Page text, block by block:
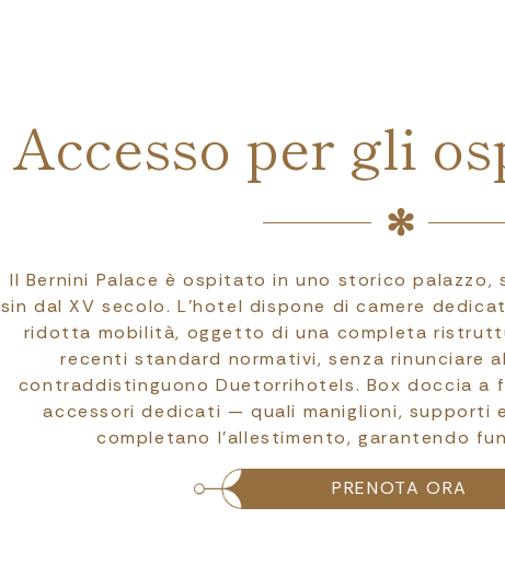
Accesso per gli
Il Bernini Palace è ospitato in uno storico palazzo,
sin dal XV secolo. L’hotel dispone di camere
ridotta mobilità, oggetto di una completa
recenti standard normativi, senza rinunciare
contraddistinguono Duetorrihotels. Box doccia a
accessori dedicati — quali maniglioni, supporti
completano l’allestimento, garantendo
PRENOTA ORA